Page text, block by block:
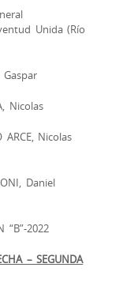
Unida (Río
Gaspar
Nicolas
Nicolas
Daniel
“B”-2022
– SEGUNDA